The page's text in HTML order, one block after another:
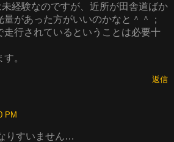
経験なのですが、近所が田舎道ばか
があった方がいいのかなと＾＾；
走行されているということは必要十
。
返信
PM
りすいません…